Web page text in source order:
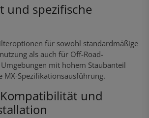
und spezifische
für sowohl standardmäßige
als auch für Off-Road-
mit hohem Staubanteil
MX-Spezifikationsausführung.
und